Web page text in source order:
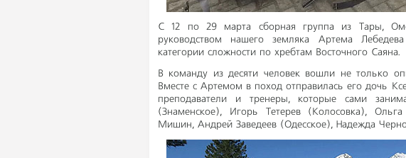
С 12 по 29 марта сборная группа из Тары,
руководством нашего земляка Артема
категории сложности по хребтам Восточного Саяна.
В команду из десяти человек вошли не только
Вместе с Артемом в поход отправилась его дочь
преподаватели и тренеры, которые сами
(Знаменское), Игорь Тетерев (Колосовка),
Мишин, Андрей Заведеев (Одесское), Надежда